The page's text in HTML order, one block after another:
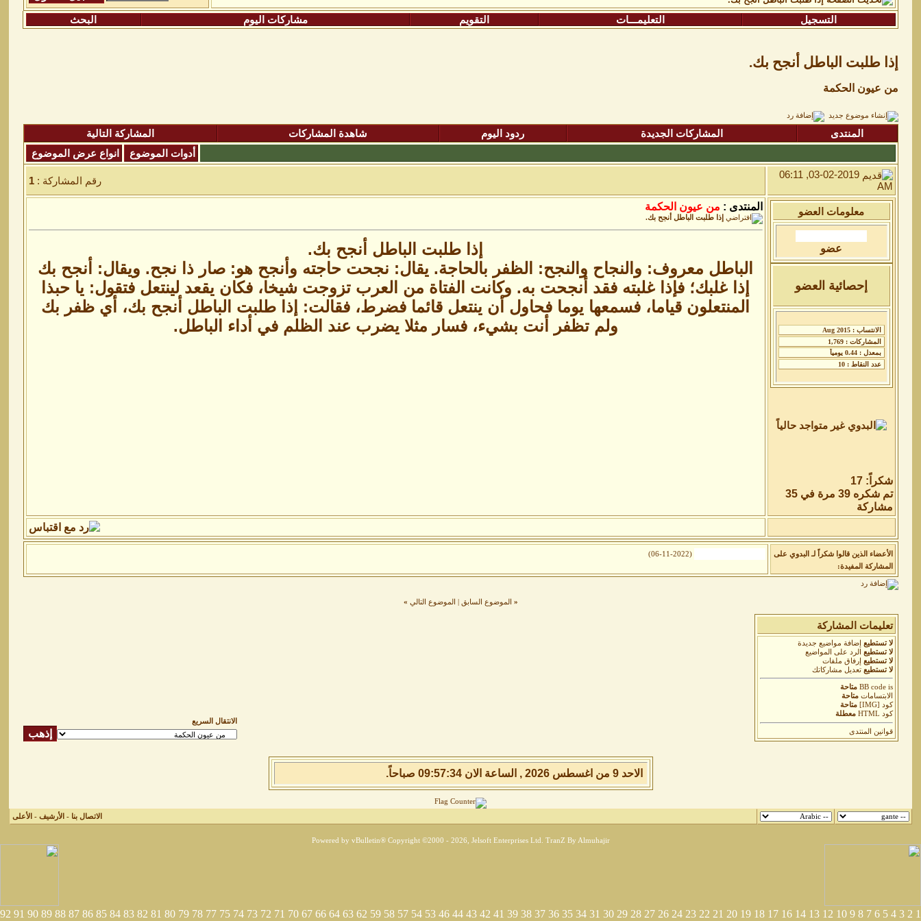
التسجيل التعليمـــات التقويم مشاركات اليوم البحث
إذا طلبت الباطل أنجح بك.
من عيون الحكمة
المنتدى المشاركات الجديدة ردود اليوم شاهدة المشاركات
المشاركة التالية
أدوات الموضوع
انواع عرض الموضوع
03-02-2019, 06:11
AM
رقم المشاركة :1
معلومات العضو
عضو
إحصائية العضو
شكراً: 17
تم شكره 39 مرة في 35
مشاركة
المنتدى : من عيون الحكمة
إذا طلبت الباطل أنجح بك.
إذا طلبت الباطل أنجح بك.
الباطل معروف: والنجاح والنجح: الظفر بالحاجة. يقال: نجحت حاجته وأنجح هو: صار ذا نجح. ويقال: أنجح بك
إذا غلبك؛ فإذا غلبته فقد أنجحت به. وكانت الفتاة من العرب تزوجت شيخا، فكان يقعد لينتعل فتقول: يا حبذا
المنتعلون قياما، فسمعها يوما فحاول أن ينتعل قائما فضرط، فقالت: إذا طلبت الباطل أنجح بك، أي ظفر بك
ولم تظفر أنت بشيء، فسار مثلا يضرب عند الظلم في أداء الباطل.
الأعضاء الذين قالوا شكراً لـ البدوي على
المشاركة المفيدة:
(06-11-2022)
« الموضوع السابق الموضوع التالي »
تعليمات المشاركة
لا تستطيع
إضافة مواضيع جديدة
لا تستطيع
الرد على المواضيع
لا تستطيع
إرفاق ملفات
لا تستطيع تعديل مشاركاتك
BB codeis
متاحة
الابتسامات متاحة
كود [IMG]
متاحة
كود HTML
معطلة
قوانين المنتدى
الانتقال السريع
الاحد 9 من اغسطس 2026 , الساعة الان 09:57:34 صباحاً.
الاتصال بنا - الأرشيف - الأعلى
Powered by vBulletin® Copyright ©2000 - 2026, Jelsoft Enterprises Ltd. TranZ By Almuhajir
1
2
3
4
5
6
7
8
9
10
12
13
14
16
17
18
19
20
21
22
23
24
26
27
28
29
30
31
34
35
36
37
38
39
41
42
43
44
46
53
54
57
58
59
62
63
64
66
67
70
71
72
73
74
75
77
78
79
80
81
82
83
84
85
86
87
88
89
90
91
92